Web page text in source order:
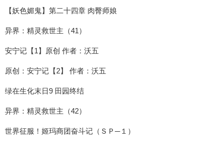
【妖色媚鬼】第二十四章 肉臀师娘
异界：精灵救世主（41）
安宁记【1】原创 作者：沃五
原创：安宁记【2】 作者：沃五
绿在生化末日9 田园终结
异界：精灵救世主（42）
世界征服！姬玛商团奋斗记（ＳＰ─１）